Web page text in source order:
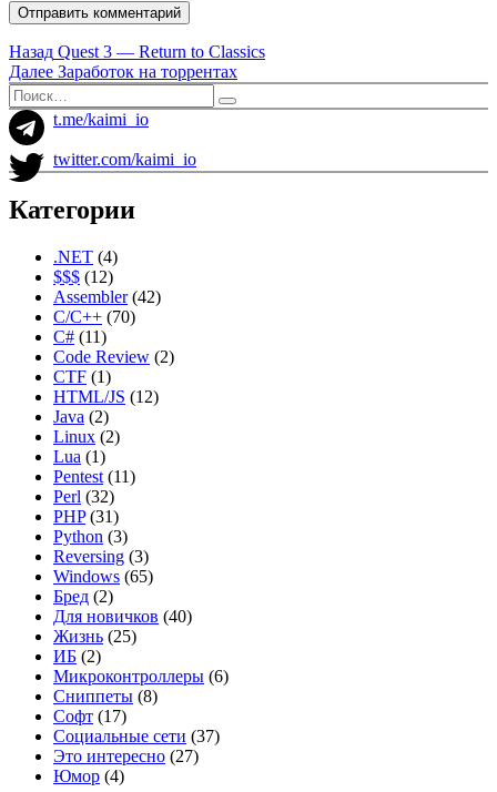
Навигация
по
записям
Назад Предыдущая
запись:
Quest 3 — Return to Classics
Далее Следующая
запись:
Заработок на торрентах
Искать:
Поиск
t.me/kaimi_io
twitter.com/kaimi_io
Категории
.NET (4)
$$$ (12)
Assembler(42)
C/C++ (70)
C# (11)
Code Review (2)
CTF (1)
HTML/JS (12)
Java (2)
Linux (2)
Lua (1)
Pentest (11)
Perl (32)
PHP(31)
Python (3)
Reversing (3)
Windows (65)
Бред (2)
Для новичков (40)
Жизнь (25)
ИБ (2)
Микроконтроллеры (6)
Сниппеты (8)
Софт (17)
Социальные сети (37)
Это интересно (27)
Юмор (4)